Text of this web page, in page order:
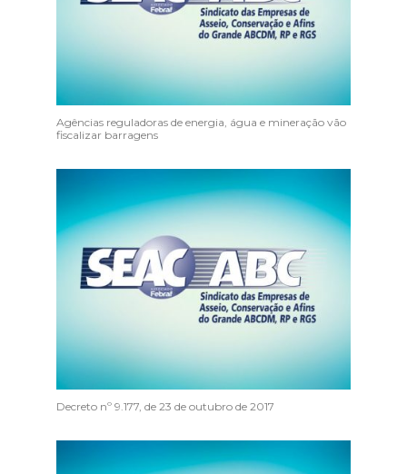
Agências reguladoras de energia, água e mineração vão
fiscalizar barragens
Decreto nº 9.177, de 23 de outubro de 2017